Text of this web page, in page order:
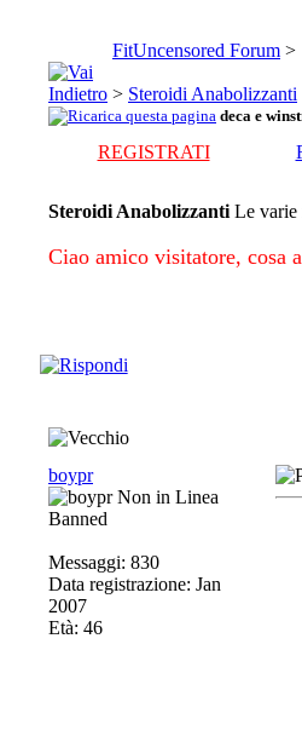
FitUncensored Forum >
> Steroidi Anabolizzanti
deca e
REGISTRATI
Steroidi Anabolizzanti Le varie
Ciao amico visitatore, cosa
boypr
Banned
Messaggi: 830
Data registrazione: Jan
2007
Età: 46